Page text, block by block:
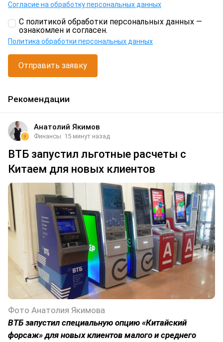
Согласие на обработку персональных данных
С политикой обработки персональных данных —
ознакомлен и согласен.
Политика обработки персональных данных
Отправить заявку
Рекомендации
Анатолий Якимов
Финансы 15 минут назад
ВТБ запустил льготные расчеты с
Китаем для новых клиентов
Фото Анатолия Якимова
ВТБ запустил специальную опцию «Китайский
форсаж» для новых клиентов малого и среднего